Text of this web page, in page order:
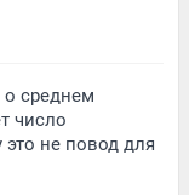
о среднем
число
не повод для